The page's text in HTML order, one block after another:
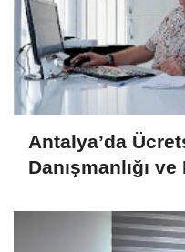
Antalya’da
Danışmanlığı